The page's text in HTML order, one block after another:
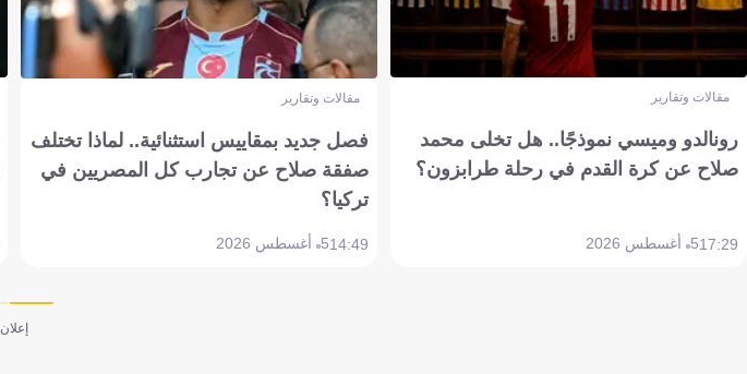
مقالات وتقارير
رونالدو وميسي نموذجًا.. هل تخلى محمد
صلاح عن كرة القدم في رحلة طرابزون؟
17:295 أغسطس 2026
مقالات وتقارير
فصل جديد بمقاييس استثنائية.. لماذا تختلف
صفقة صلاح عن تجارب كل المصريين في
تركيا؟
14:495 أغسطس 2026
إعلان